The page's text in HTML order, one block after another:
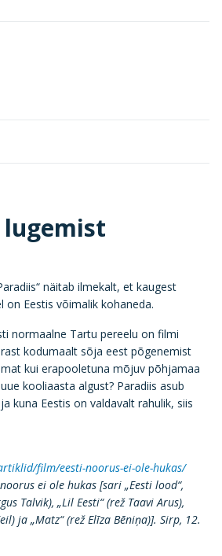
näitab ilmekalt, et kaugest
on Eestis võimalik kohaneda.
normaalne Tartu pereelu on filmi
kodumaalt sõja eest põgenemist
kui erapooletuna mõjuv põhjamaa
kooliaasta algust? Paradiis asub
kuna Eestis on valdavalt rahulik, siis
film/eesti-noorus-ei-ole-hukas/
ei ole hukas [sari „Eesti lood“,
Talvik), „Lil Eesti“ (rež Taavi Arus),
ja „Matz“ (rež Elīza Bēniņa)]. Sirp, 12.